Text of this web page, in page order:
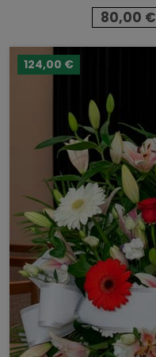
80,00 €
124,00 €